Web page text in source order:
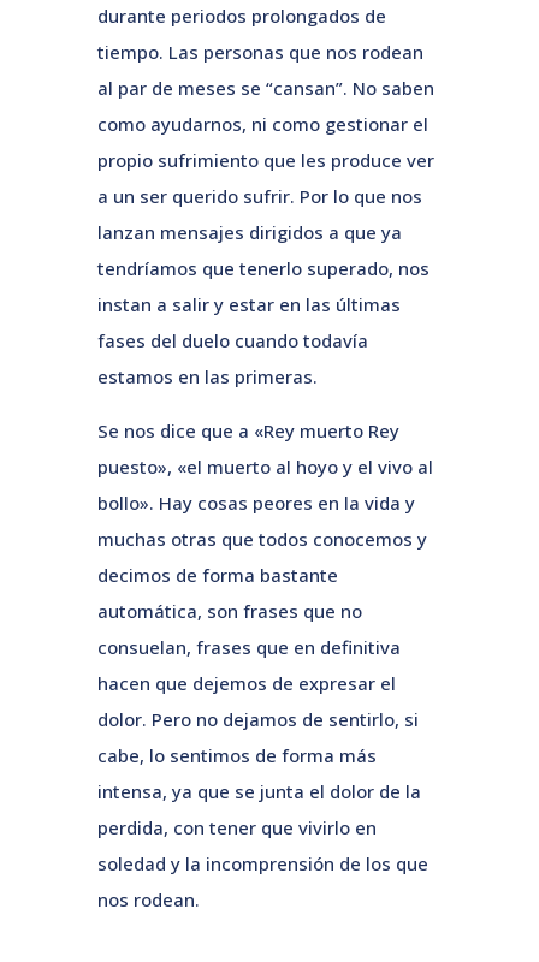
durante periodos prolongados de
tiempo. Las personas que nos rodean
al par de meses se “cansan”. No saben
como ayudarnos, ni como gestionar el
propio sufrimiento que les produce ver
a un ser querido sufrir. Por lo que nos
lanzan mensajes dirigidos a que ya
tendríamos que tenerlo superado, nos
instan a salir y estar en las últimas
fases del duelo cuando todavía
estamos en las primeras.
Se nos dice que a «Rey muerto Rey
puesto», «el muerto al hoyo y el vivo al
bollo». Hay cosas peores en la vida y
muchas otras que todos conocemos y
decimos de forma bastante
automática, son frases que no
consuelan, frases que en definitiva
hacen que dejemos de expresar el
dolor. Pero no dejamos de sentirlo, si
cabe, lo sentimos de forma más
intensa, ya que se junta el dolor de la
perdida, con tener que vivirlo en
soledad y la incomprensión de los que
nos rodean.